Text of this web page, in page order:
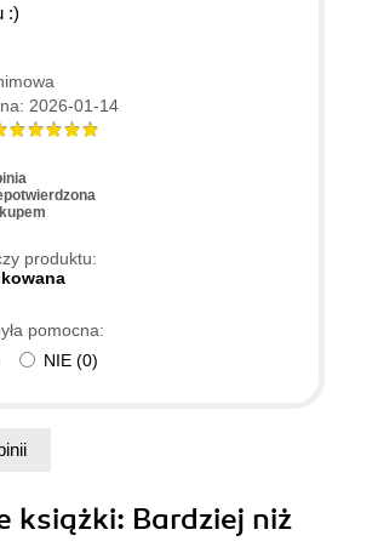
:)
2026-01-14
produktu:
pomocna:
NIE (0)
książki: Bardziej niż